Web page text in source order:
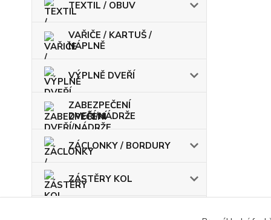
TEXTIL / OBUV
VAŘIČE / KARTUŠ /
NÁPLNĚ
VÝPLNĚ DVEŘÍ
ZABEZPEČENÍ
DVEŘÍ/NÁDRŽE
ZÁCLONKY / BORDURY
ZÁSTĚRY KOL